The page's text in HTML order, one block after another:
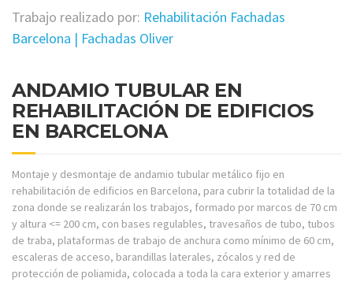
Trabajo realizado por: Rehabilitación Fachadas
Barcelona | Fachadas Oliver
ANDAMIO TUBULAR EN
REHABILITACIÓN DE EDIFICIOS
EN BARCELONA
Montaje y desmontaje de andamio tubular metálico fijo en
rehabilitación de edificios en Barcelona, para cubrir la totalidad de la
zona donde se realizarán los trabajos, formado por marcos de 70 cm
y altura <= 200 cm, con bases regulables, travesaños de tubo, tubos
de traba, plataformas de trabajo de anchura como mínimo de 60 cm,
escaleras de acceso, barandillas laterales, zócalos y red de
protección de poliamida, colocada a toda la cara exterior y amarres